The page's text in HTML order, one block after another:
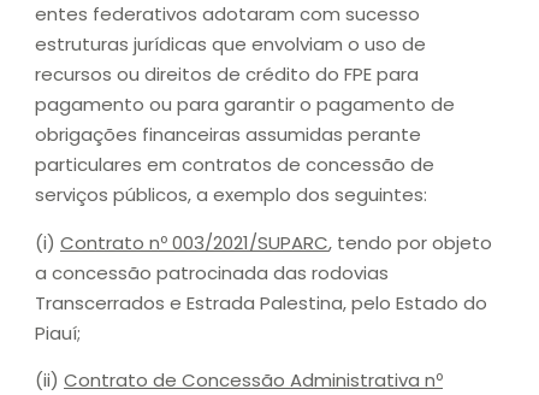
entes federativos adotaram com sucesso
estruturas jurídicas que envolviam o uso de
recursos ou direitos de crédito do FPE para
pagamento ou para garantir o pagamento de
obrigações financeiras assumidas perante
particulares em contratos de concessão de
serviços públicos, a exemplo dos seguintes:
(i) Contrato nº 003/2021/SUPARC, tendo por objeto
a concessão patrocinada das rodovias
Transcerrados e Estrada Palestina, pelo Estado do
Piauí;
(ii) Contrato de Concessão Administrativa nº